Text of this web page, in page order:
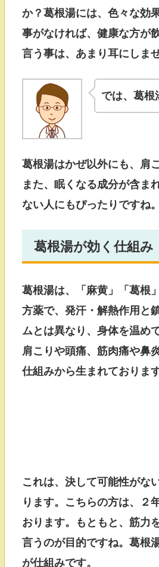
か？葛根湯には、色々な効
事がなければ、健康な方が
言う事は、あまり耳にしませ
では、葛根
葛根湯はかぜ以外にも、肩
また、眠くなる成分が含ま
ない人にもぴったりですね。
葛根湯が効く仕組み
葛根湯は、「麻黄」「葛根
方薬で、発汗・解熱作用と
ムとは異なり、身体を温め
肩こりや頭痛、筋肉痛や鼻
仕組みから生まれております
これは、決して可能性がな
ります。こちらの方は、２
おります。もともと、筋力
言うのが目的ですね。葛根
が仕組みです。